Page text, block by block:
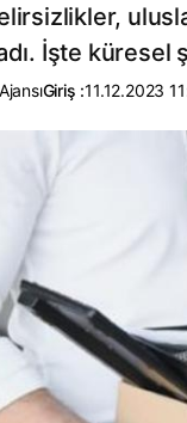
İşte
Giriş :11.12.2023